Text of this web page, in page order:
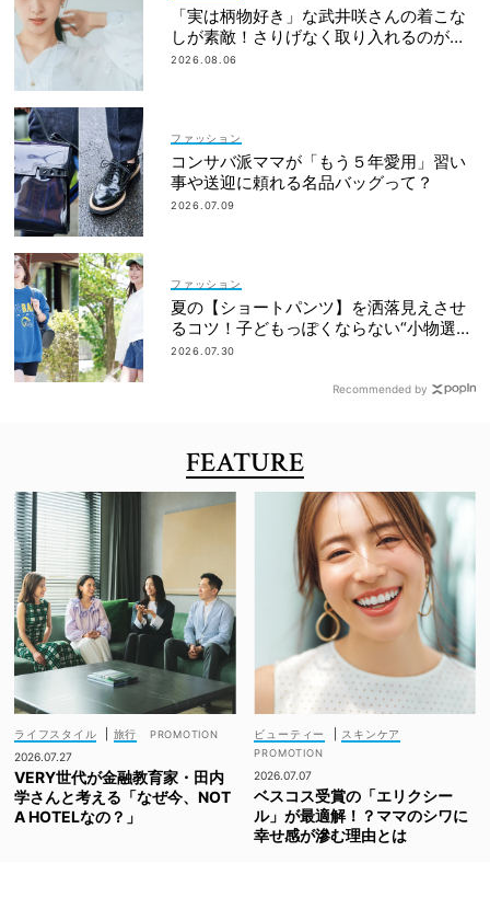
「実は柄物好き」な武井咲さんの着こな
しが素敵！さりげなく取り入れるのが気
分
2026.08.06
ファッション
コンサバ派ママが「もう５年愛用」習い
事や送迎に頼れる名品バッグって？
2026.07.09
ファッション
夏の【ショートパンツ】を洒落見えさせ
るコツ！子どもっぽくならない“小物選
び”って？＜関西ママSNAP＞
2026.07.30
Recommended by
FEATURE
ライフスタイル
旅行
2026.07.27
VERY世代が金融教育家・田内
学さんと考える「なぜ今、NOT
A HOTELなの？」
ビューティー スキンケア
2026.07.07
ベスコス受賞の「エリクシー
ル」が最適解！？ママのシワに
幸せ感が滲む理由とは